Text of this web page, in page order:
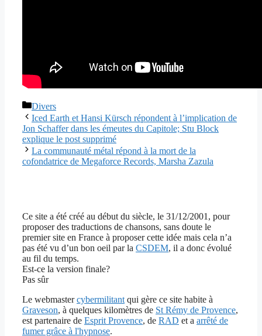
Catégories
Divers
Iced Earth et Hansi Kürsch répondent à l’implication de
Jon Schaffer dans les émeutes du Capitole; Stu Block
explique le post supprimé
La communauté métal répond à la mort de la
cofondatrice de Megaforce Records, Marsha Zazula
Ce site a été créé au début du siècle, le 31/12/2001, pour
proposer des traductions de chansons, sans doute le
premier site en France à proposer cette idée mais cela n’a
pas été vu d’un bon oeil par la CSDEM, il a donc évolué
au fil du temps.
Est-ce la version finale?
Pas sûr
Le webmastercybermilitant qui gère ce site habite à
Graveson, à quelques kilomètres de St Rémy de Provence,
est partenaire de Esprit Provence, de RAD et a arrêté de
fumer grâce à l'hypnose.